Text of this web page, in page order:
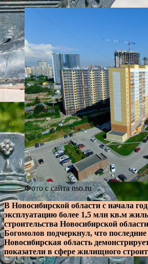
Фото с сайта nso.ru
В Новосибирской области с начала
эксплуатацию более 1,5 млн кв.м
строительства Новосибирской
Богомолов подчеркнул, что последние
Новосибирская область
показатели в сфере жилищного